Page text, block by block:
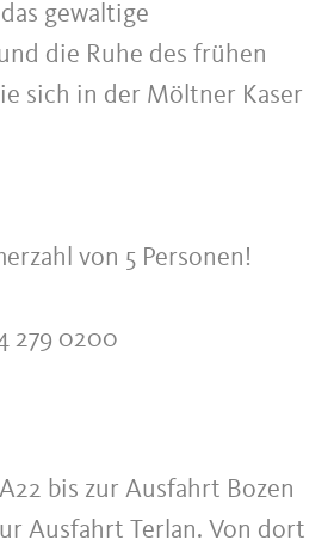
gewaltige
die Ruhe des frühen
sich in der Möltner Kaser
von 5 Personen!
279 0200
bis zur Ausfahrt Bozen
Ausfahrt Terlan. Von dort